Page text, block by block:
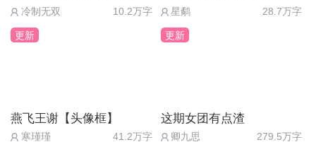
冷制无双 10.2万字 星鹬 28.7万字
更新
燕飞王谢【头像框】
寒瑾瑾 41.2万字
更新
这期女团有点渣
卿九思 279.5万字